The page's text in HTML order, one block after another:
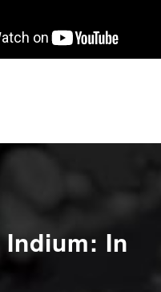
Indium: In